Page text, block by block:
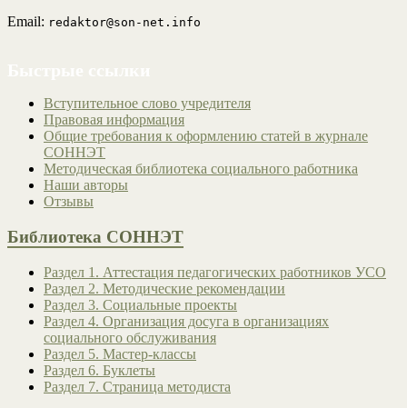
Email: redaktor@son-net.info
Вступительное слово учредителя
Правовая информация
Общие требования к оформлению статей в журнале
СОННЭТ
Методическая библиотека социального работника
Наши авторы
Отзывы
Библиотека СОННЭТ
Раздел 1. Аттестация педагогических работников УСО
Раздел 2. Методические рекомендации
Раздел 3. Социальные проекты
Раздел 4. Организация досуга в организациях
социального обслуживания
Раздел 5. Мастер-классы
Раздел 6. Буклеты
Раздел 7. Страница методиста